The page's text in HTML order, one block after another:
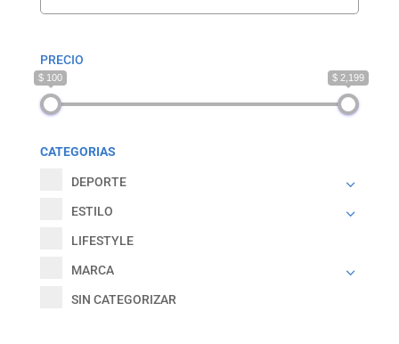
PRECIO
$ 100 $ 2,199
CATEGORIAS
DEPORTE
ESTILO
LIFESTYLE
MARCA
SIN CATEGORIZAR